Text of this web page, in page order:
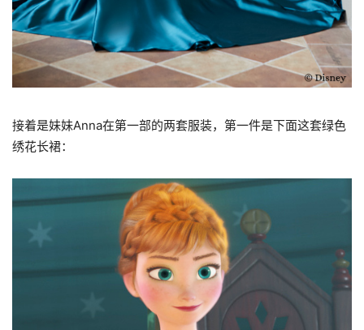
接着是妹妹Anna在第一部的两套服装，第一件是下面这套绿色
绣花长裙：